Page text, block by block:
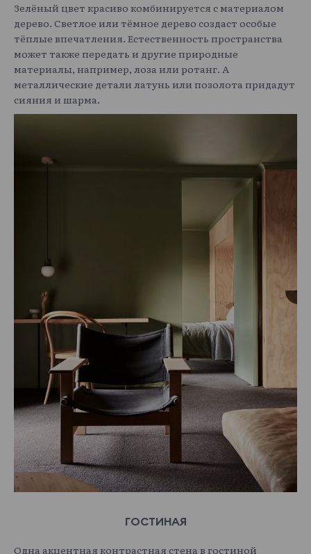
Зелёный цвет красиво комбинируется с материалом
дерево. Светлое или тёмное дерево создаст особые
тёплые впечатления. Естественность пространства
может также передать и другие природные
материалы, например, лоза или ротанг. А
металлические детали латунь или позолота придадут
сияния и шарма.
ГОСТИНАЯ
Одна акцентная контрастная стена в гостиной